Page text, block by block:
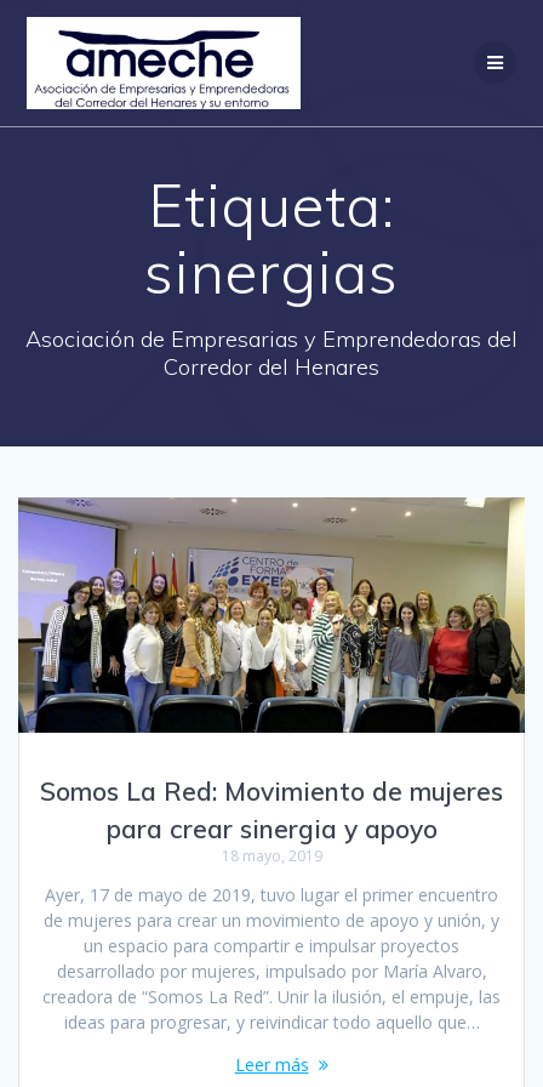
Saltar
Etiqueta:
sinergias
Asociación de Empresarias y Emprendedoras del
Corredor del Henares
Somos La Red: Movimiento de mujeres
para crear sinergia y apoyo
18 mayo, 2019
Ayer, 17 de mayo de 2019, tuvo lugar el primer encuentro
de mujeres para crear un movimiento de apoyo y unión, y
un espacio para compartir e impulsar proyectos
desarrollado por mujeres, impulsado por María Alvaro,
creadora de “Somos La Red”. Unir la ilusión, el empuje, las
ideas para progresar, y reivindicar todo aquello que…
Leer más